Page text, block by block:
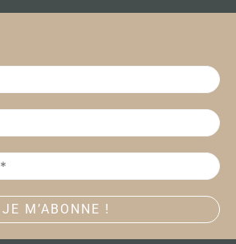
e
o
k
t
r
a
m